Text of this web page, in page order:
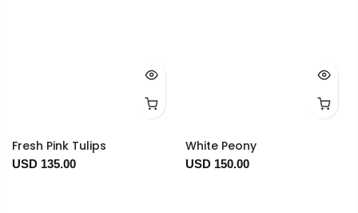
Fresh Pink Tulips
USD 135.00
White Peony
USD 150.00